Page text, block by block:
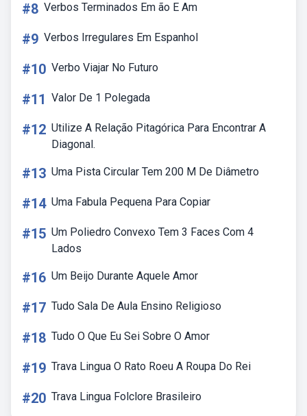
#8 Verbos Terminados Em ão E Am
#9 Verbos Irregulares Em Espanhol
#10 Verbo Viajar No Futuro
#11 Valor De 1 Polegada
#12 Utilize A Relação Pitagórica Para Encontrar A
Diagonal.
#13 Uma Pista Circular Tem 200 M De Diâmetro
#14 Uma Fabula Pequena Para Copiar
#15 Um Poliedro Convexo Tem 3 Faces Com 4
Lados
#16 Um Beijo Durante Aquele Amor
#17 Tudo Sala De Aula Ensino Religioso
#18 Tudo O Que Eu Sei Sobre O Amor
#19 Trava Lingua O Rato Roeu A Roupa Do Rei
#20 Trava Lingua Folclore Brasileiro